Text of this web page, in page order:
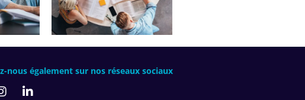
nous également sur nos réseaux sociaux